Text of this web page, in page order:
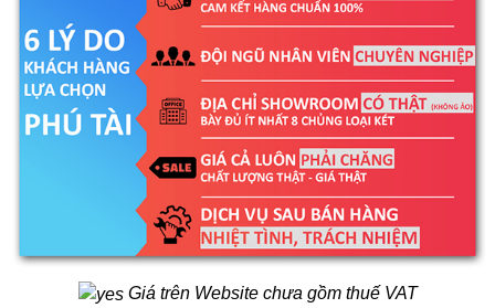
Giá trên Website chưa gồm thuế VAT